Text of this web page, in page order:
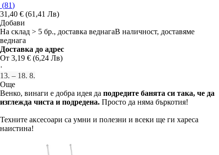
(81)
31,40 € (61,41 Лв)
Добави
На склад > 5 бр., доставка веднагаВ наличност, доставяме
веднага
Доставка до адрес
От 3,19 € (6,24 Лв)
·
13. – 18. 8.
Още
Венко, винаги е добра идея да подредите банята си така, че да
изглежда чиста и подредена. Просто да няма бъркотия!
Техните аксесоари са умни и полезни и всеки ще ги хареса
наистина!